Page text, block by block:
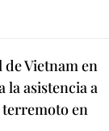
de Vietnam en
la asistencia a
en